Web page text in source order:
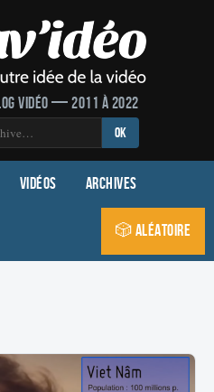
vidéo — 2011 à 2022
OK
Vidéos Archives
🎲 Aléatoire